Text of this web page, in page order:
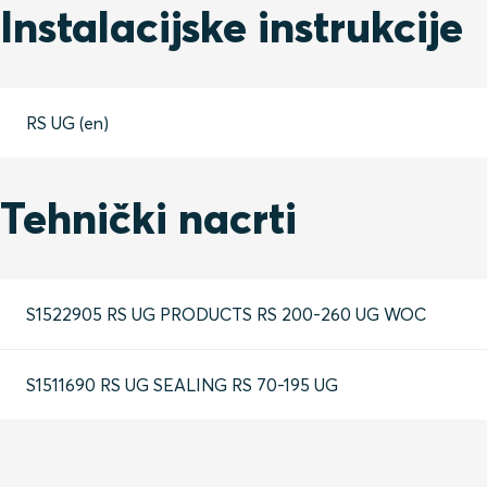
Zadržavanje kabela sa silom povlačenja u rasponu od
Instalacijske instrukcije
RS UG (en)
Tehnički nacrti
S1522905 RS UG PRODUCTS RS 200-260 UG WOC
S1511690 RS UG SEALING RS 70-195 UG